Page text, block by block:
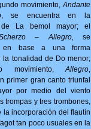
movimiento,Andante
, se encuentra en la
de La bemol mayor; el
– Allegro, se
en base a una forma
la tonalidad de Do menor;
movimiento,Allegro,
primer gran canto triunfal
por medio del viento
trompas y tres trombones,
la incorporación del flautín
tan poco usuales en la